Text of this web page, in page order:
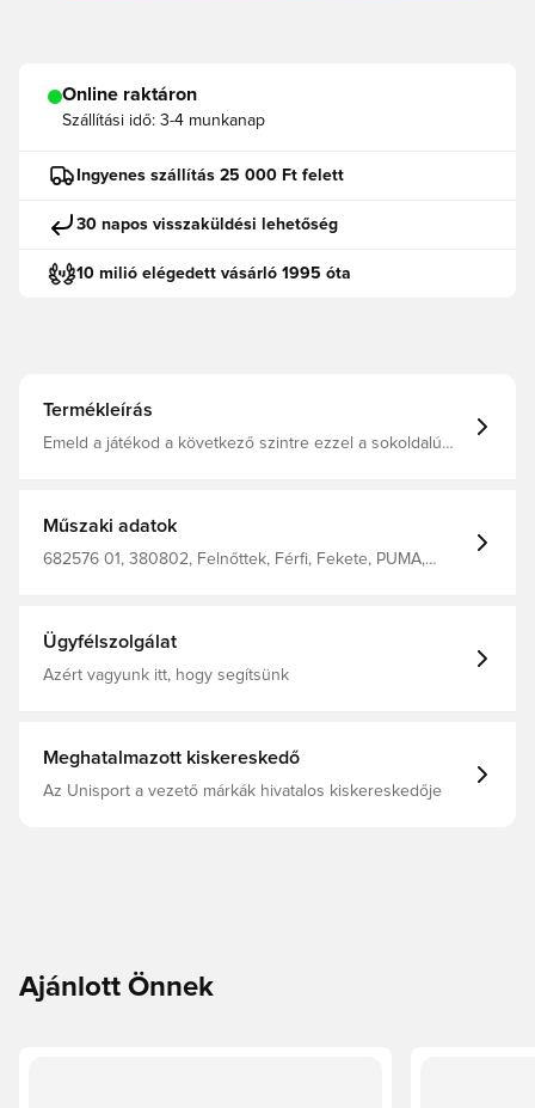
Online raktáron
Szállítási idő: 3-4 munkanap
Ingyenes szállítás 25 000 Ft felett
30 napos visszaküldési lehetőség
10 milió elégedett vásárló 1995 óta
Termékleírás
Emeld a játékod a következő szintre ezzel a sokoldalú
energiát és élvezz minden pillanatot a PUMA jellegzetes
Kapucnival Hosszú ujjak Kenguru zseb PUMA
Műszaki adatok
682576 01, 380802, Felnőttek, Férfi, Fekete, PUMA,
Ügyfélszolgálat
Azért vagyunk itt, hogy segítsünk
Meghatalmazott kiskereskedő
Az Unisport a vezető márkák hivatalos kiskereskedője
Ajánlott Önnek